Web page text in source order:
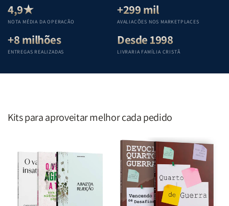
Teológica
Penkal
Penkal
Teológica
Penkal
4,9★
NOTA MÉDIA DA OPERAÇÃO
+299 mil
AVALIAÇÕES NOS MARKETPLACES
+8 milhões
ENTREGAS REALIZADAS
Desde 1998
LIVRARIA FAMÍLIA CRISTÃ
Kits para aproveitar melhor cada pedido